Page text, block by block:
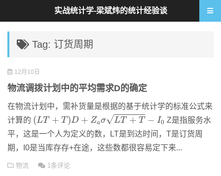
Tag: 订货周期
12月10日
物流调拨计划中的平均需求D的确定
在物流计划中，需补货量是根据的基于统计学的标准公式来
计算的 (LT + T )D + Zaσ√LT + T − I0
(LT+ D+Z LT T−I0
Z是指服务水
平，这是一个人为定义的数，LT是到达时间，T是订货周
期，I0是当库存存+在途，这些数都很容易定下来...
物流 1条评论
实战统计学-梁斌炜的统计经验谈